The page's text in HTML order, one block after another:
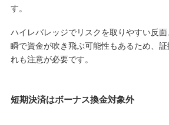
す。
ハイレバレッジでリスクを取りやすい反
瞬で資金が吹き飛ぶ可能性もあるため、
れも注意が必要です。
短期決済はボーナス換金対象外